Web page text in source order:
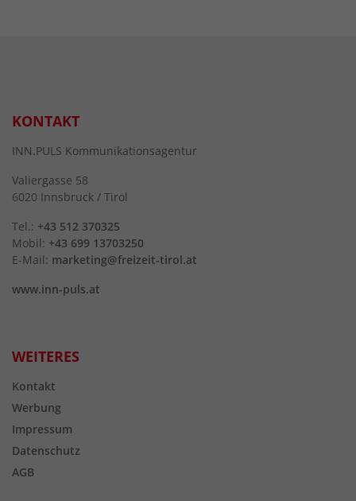
KONTAKT
INN.PULS Kommunikationsagentur
Valiergasse 58
6020 Innsbruck / Tirol
Tel.: +43 512 370325
Mobil: +43 699 13703250
E-Mail: marketing@freizeit-tirol.at
www.inn-puls.at
WEITERES
Kontakt
Werbung
Impressum
Datenschutz
AGB